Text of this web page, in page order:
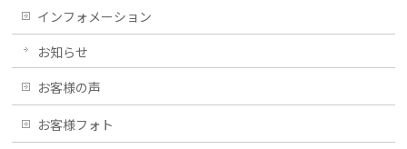
インフォメーション
お知らせ
お客様の声
お客様フォト